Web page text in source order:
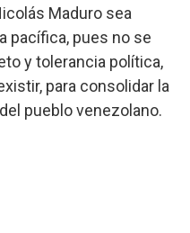
Maduro sea
pacífica, pues no se
y tolerancia política,
para consolidar la
pueblo venezolano.